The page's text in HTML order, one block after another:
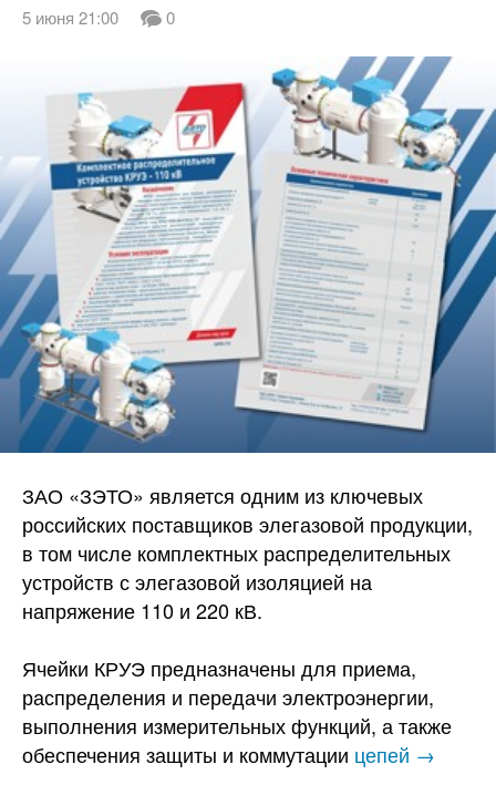
5 июня 21:00 0
ЗАО «ЗЭТО» является одним из ключевых
российских поставщиков элегазовой продукции,
в том числе комплектных распределительных
устройств с элегазовой изоляцией на
напряжение 110 и 220 кВ.
Ячейки КРУЭ предназначены для приема,
распределения и передачи электроэнергии,
выполнения измерительных функций, а также
обеспечения защиты и коммутации цепей →